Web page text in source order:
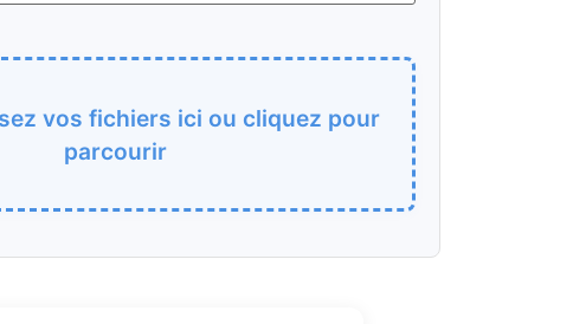
vos fichiers ici ou cliquez pour
parcourir